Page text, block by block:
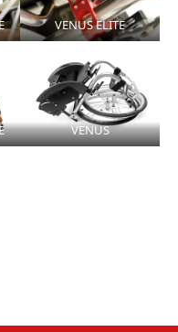
VENUS ELITE
VENUS